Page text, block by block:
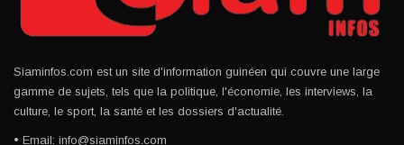
Siaminfos.com est un site d'information guinéen qui couvre une large
gamme de sujets, tels que la politique, l'économie, les interviews, la
culture, le sport, la santé et les dossiers d'actualité.
• Email: info@siaminfos.com